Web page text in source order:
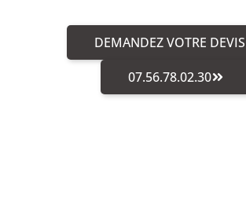
DEMANDEZ VOTRE DEVIS
07.56.78.02.30